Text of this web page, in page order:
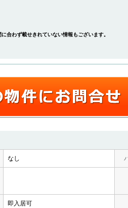
合わず載せきれていない情報もございます。
なし
即入居可